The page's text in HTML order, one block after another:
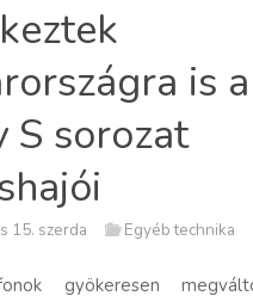
is a
S sorozat
15. szerda Egyéb technika
gyökeresen